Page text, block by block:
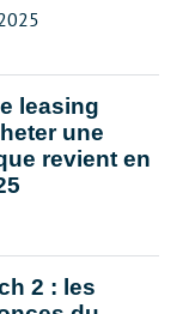
leasing
une
revient en
2 : les